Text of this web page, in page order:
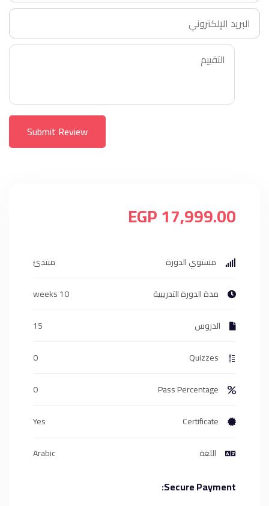
Submit Review
17,999.00 EGP
مستوي الدورة مبتدئ
مدة الدورة التدريبية 10 weeks
الدروس 15
Quizzes
0
Pass Percentage
0
Certificate
Yes
اللغة Arabic
Secure Payment: